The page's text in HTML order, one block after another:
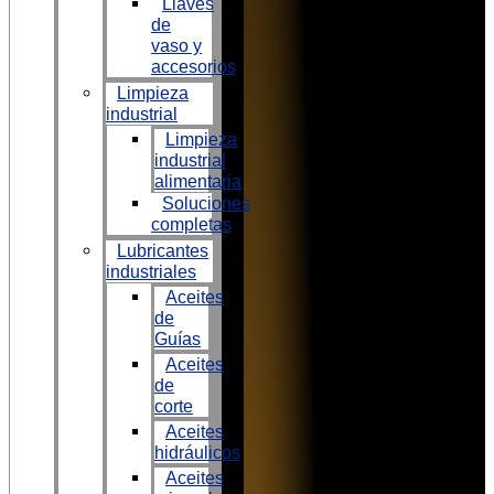
Llaves
de
vaso y
accesorios
Limpieza
industrial
Limpieza
industrial
alimentaria
Soluciones
completas
Lubricantes
industriales
Aceites
de
Guías
Aceites
de
corte
Aceites
hidráulicos
Aceites